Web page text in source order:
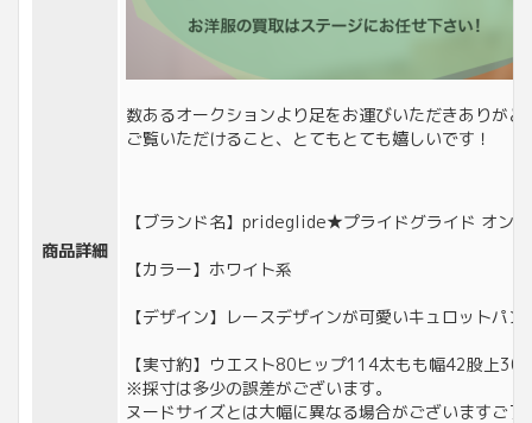
商品詳細
数あるオークションより足をお運びいただきありがと
ご覧いただけること、とてもとても嬉しいです！
【ブランド名】prideglide★プライドグライド オン
【カラー】ホワイト系
【デザイン】レースデザインが可愛いキュロットパン
【実寸約】ウエスト80ヒップ114太もも幅42股上30
※採寸は多少の誤差がございます。
ヌードサイズとは大幅に異なる場合がございますご了